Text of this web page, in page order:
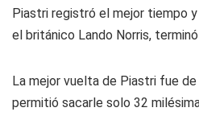
Piastri registró el mejor tiempo
el británico Lando Norris,
La mejor vuelta de Piastri fue
permitió sacarle solo 32